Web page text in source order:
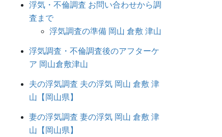
浮気・不倫調査 お問い合わせから調
査まで
浮気調査の準備 岡山 倉敷 津山
浮気調査・不倫調査後のアフターケ
ア 岡山倉敷津山
夫の浮気調査 夫の浮気 岡山 倉敷 津
山【岡山県】
妻の浮気調査 妻の浮気 岡山 倉敷 津
山【岡山県】